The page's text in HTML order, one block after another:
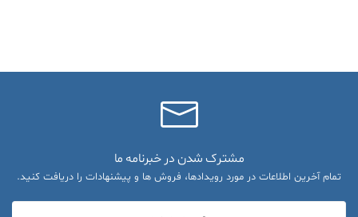
مشترک شدن در خبرنامه ما
تمام آخرین اطلاعات در مورد رویدادها، فروش ها و پیشنهادات را دریافت کنید.